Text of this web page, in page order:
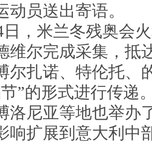
动员送出寄语。
日，米兰冬残奥会
维尔完成采集，抵
尔扎诺、特伦托、
”的形式进行传递
洛尼亚等地也举办
响扩展到意大利中